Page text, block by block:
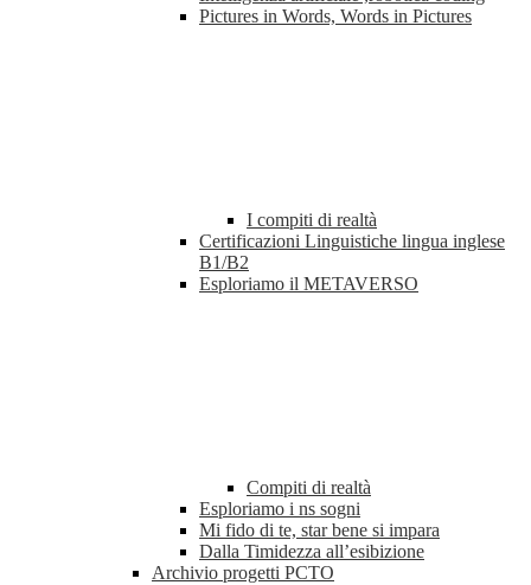
Pictures in Words, Words in Pictures
I compiti di realtà
Certificazioni Linguistiche lingua inglese
B1/B2
Esploriamo il METAVERSO
Compiti di realtà
Esploriamo i ns sogni
Mi fido di te, star bene si impara
Dalla Timidezza all’esibizione
Archivio progetti PCTO